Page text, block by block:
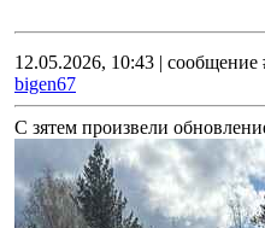
12.05.2026, 10:43 | сообщение
bigen67
С зятем произвели